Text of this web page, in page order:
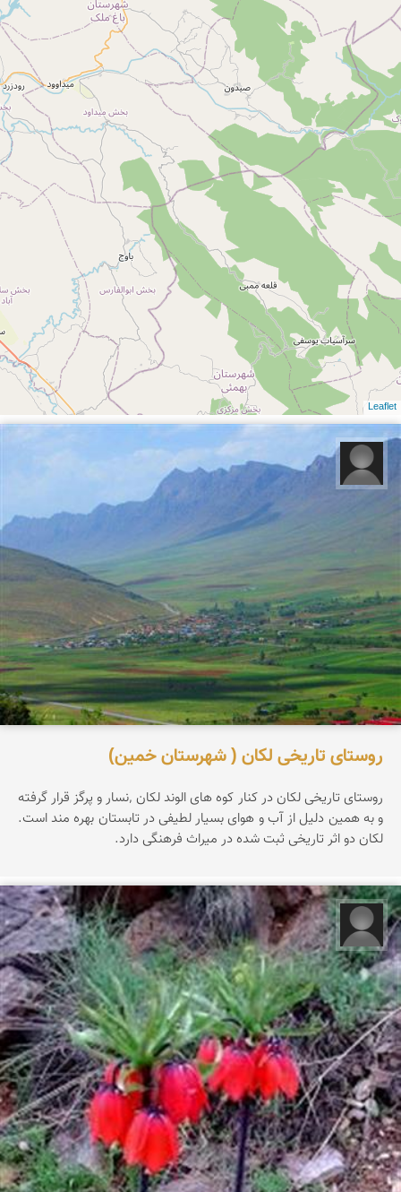
Leaflet
محمد حمزه لو
روستای تاریخی لکان ( شهرستان خمین)
روستای تاریخی لکان در کنار کوه های الوند لکان ٬نسار و پرگز قرار گرفته
و به همین دلیل از آب و هوای بسیار لطیفی در تابستان بهره مند است.
لکان دو اثر تاریخی ثبت شده در میراث فرهنگی دارد.
محمد حمزه لو